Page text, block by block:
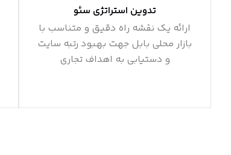
تدوین استراتژی سئو
ارائه یک نقشه راه دقیق و متناسب با
بازار محلی بابل جهت بهبود رتبه سایت
و دستیابی به اهداف تجاری